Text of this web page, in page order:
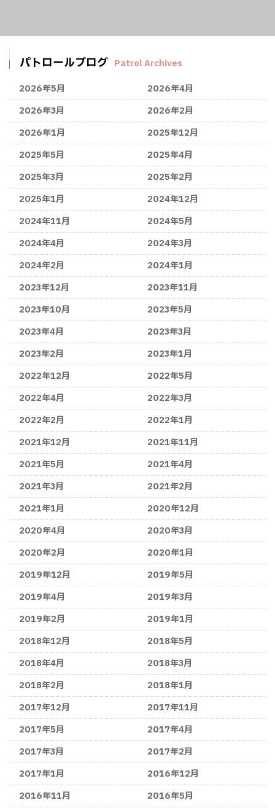
パトロールブログ Patrol Archives
2026年5月
2026年4月
2026年3月
2026年2月
2026年1月
2025年12月
2025年5月
2025年4月
2025年3月
2025年2月
2025年1月
2024年12月
2024年11月
2024年5月
2024年4月
2024年3月
2024年2月
2024年1月
2023年12月
2023年11月
2023年10月
2023年5月
2023年4月
2023年3月
2023年2月
2023年1月
2022年12月
2022年5月
2022年4月
2022年3月
2022年2月
2022年1月
2021年12月
2021年11月
2021年5月
2021年4月
2021年3月
2021年2月
2021年1月
2020年12月
2020年4月
2020年3月
2020年2月
2020年1月
2019年12月
2019年5月
2019年4月
2019年3月
2019年2月
2019年1月
2018年12月
2018年5月
2018年4月
2018年3月
2018年2月
2018年1月
2017年12月
2017年11月
2017年5月
2017年4月
2017年3月
2017年2月
2017年1月
2016年12月
2016年11月
2016年5月